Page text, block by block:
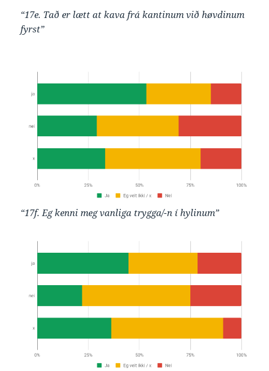
“17e. Tað er lætt at kava frá kantinum við høvdinum
fyrst”
“17f. Eg kenni meg vanliga trygga/-n í hylinum”